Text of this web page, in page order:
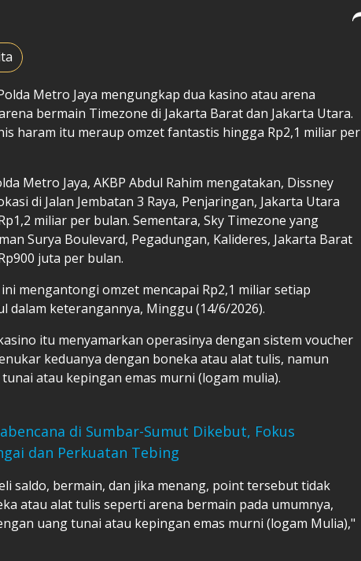
Metro Jaya mengungkap dua kasino atau arena
bermain Timezone di Jakarta Barat dan Jakarta Utara.
haram itu meraup omzet fantastis hingga Rp2,1 miliar per
Metro Jaya, AKBP Abdul Rahim mengatakan, Dissney
di Jalan Jembatan 3 Raya, Penjaringan, Jakarta Utara
miliar per bulan. Sementara, Sky Timezone yang
Surya Boulevard, Pegadungan, Kalideres, Jakarta Barat
juta per bulan.
mengantongi omzet mencapai Rp2,1 miliar setiap
dalam keterangannya, Minggu (14/6/2026).
itu menyamarkan operasinya dengan sistem voucher
keduanya dengan boneka atau alat tulis, namun
atau kepingan emas murni (logam mulia).
di Sumbar-Sumut Dikebut, Fokus
dan Perkuatan Tebing
saldo, bermain, dan jika menang, point tersebut tidak
atau alat tulis seperti arena bermain pada umumnya,
uang tunai atau kepingan emas murni (logam Mulia),"